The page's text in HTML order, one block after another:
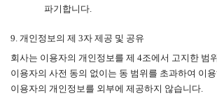
파기합니다.
9. 개인정보의 제 3자 제공 및 공유
회사는 이용자의 개인정보를 제 4조에서 고지한 범
이용자의 사전 동의 없이는 동 범위를 초과하여 이
이용자의 개인정보를 외부에 제공하지 않습니다.